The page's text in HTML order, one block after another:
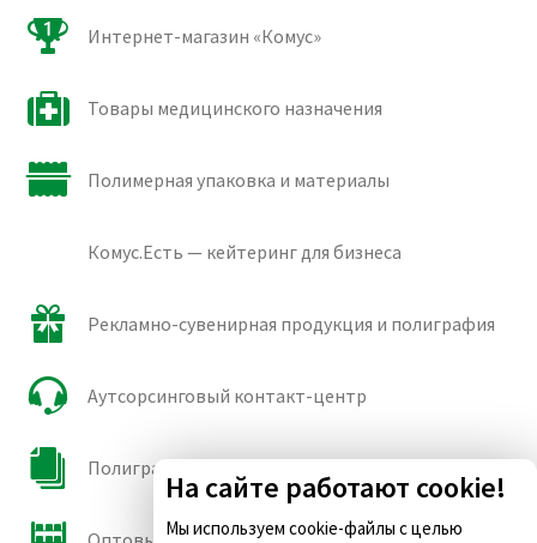
Интернет-магазин «Комус»
Товары медицинского назначения
Полимерная упаковка и материалы
Комус.Есть — кейтеринг для бизнеса
Рекламно-сувенирная продукция и полиграфия
Аутсорсинговый контакт-центр
Полиграфические сорта бумаги и картона
На сайте работают cookie!
Мы используем cookie-файлы с целью